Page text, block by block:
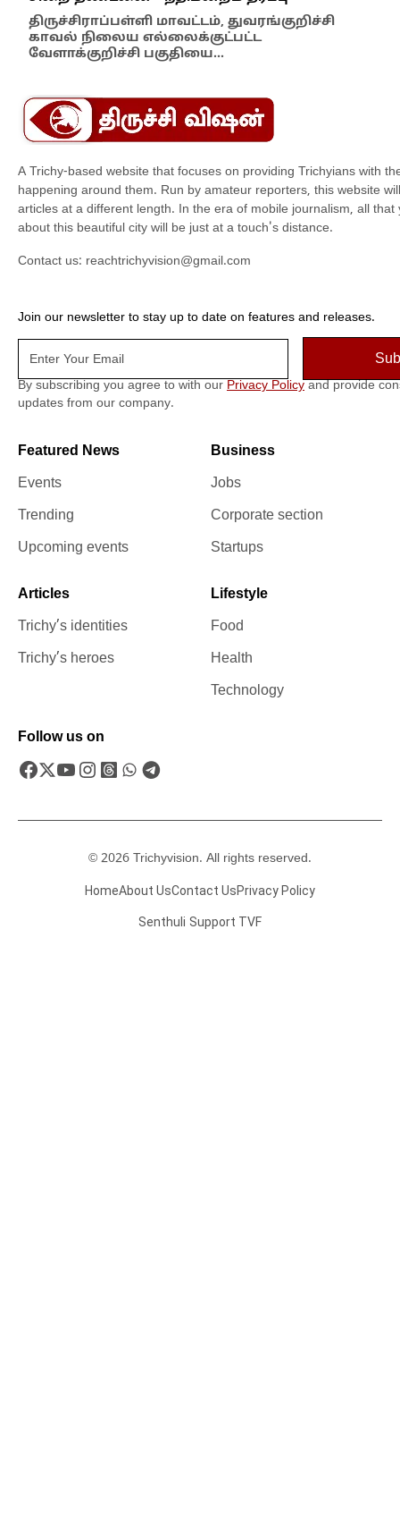
திருச்சிராப்பள்ளி மாவட்டம், துவரங்குறிச்சி
காவல் நிலைய எல்லைக்குட்பட்ட
வேளாக்குறிச்சி பகுதியை…
A Trichy-based website that focuses on providing Trichyians with
happening around them. Run by amateur reporters, this website
articles at a different length. In the era of mobile journalism, all that
about this beautiful city will be just at a touch's distance.
Contact us: reachtrichyvision@gmail.com
Join our newsletter to stay up to date on features and releases.
By subscribing you agree to with our Privacy Policy and provide
updates from our company.
Featured News
Events
Trending
Upcoming events
Business
Jobs
Corporate section
Startups
Articles
Trichy’s identities
Trichy’s heroes
Lifestyle
Food
Health
Technology
Follow us on
© 2026 Trichyvision. All rights reserved.
HomeAbout UsContact UsPrivacy Policy
Senthuli Support TVF